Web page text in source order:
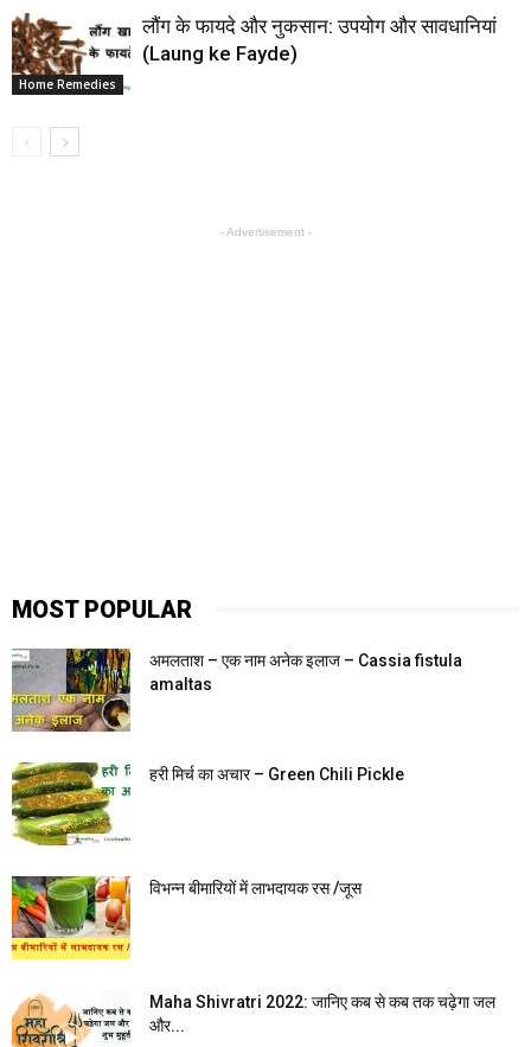
Home Remedies
लौंग के फायदे और नुकसान: उपयोग और सावधानियां
(Laung ke Fayde)
- Advertisement -
MOST POPULAR
अमलताश – एक नाम अनेक इलाज – Cassia fistula
amaltas
हरी मिर्च का अचार – Green Chili Pickle
विभन्न बीमारियों में लाभदायक रस /जूस
Maha Shivratri 2022: जानिए कब से कब तक चढ़ेगा जल
और...